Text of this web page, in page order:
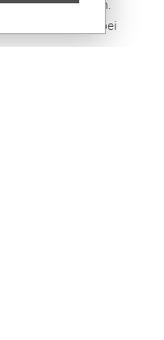
Euro freuen.
spendabel bei